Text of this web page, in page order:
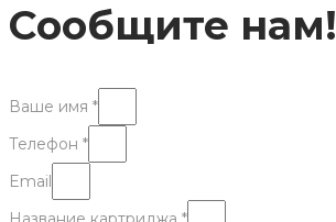
Сообщите нам!
Ваше имя *
Телефон *
Email